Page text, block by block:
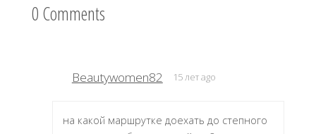
0 Comments
Beautywomen82 15 лет ago
на какой маршрутке доехать до степного